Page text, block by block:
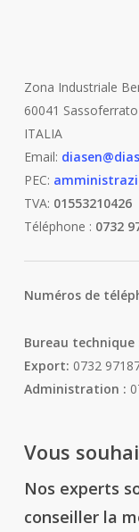
Zona Industriale
60041
ITALIA
Email:
PEC:
TVA: 01553210426
Téléphone : 0732
Numéros de
Bureau technique
Export: 0732
Administration :
Vous
Nos experts
conseiller la